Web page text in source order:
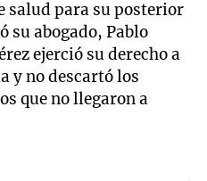
salud para su posterior
su abogado, Pablo
ejerció su derecho a
y no descartó los
que no llegaron a